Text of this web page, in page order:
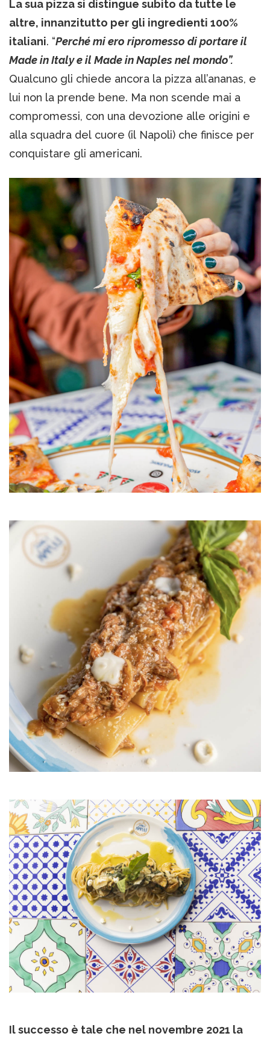
La sua pizza si distingue subito da tutte le
altre, innanzitutto per gli ingredienti 100%
italiani. “Perché mi ero ripromesso di portare il
Made in Italy e il Made in Naples nel mondo”.
Qualcuno gli chiede ancora la pizza all’ananas, e
lui non la prende bene. Ma non scende mai a
compromessi, con una devozione alle origini e
alla squadra del cuore (il Napoli) che finisce per
conquistare gli americani.
Il successo è tale che nel novembre 2021 la